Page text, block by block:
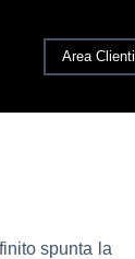
Area Clienti
spunta la